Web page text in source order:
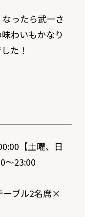
ったら武一さ
わいもかなり
た！
【土曜、日
〜23:00
ーブル2名席×